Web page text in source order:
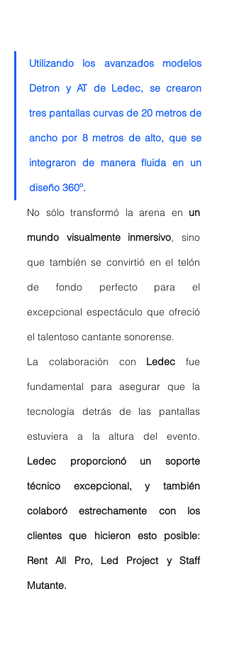
Utilizando los avanzados modelos
Detron y AT de Ledec, se crearon
tres pantallas curvas de 20 metros de
ancho por 8 metros de alto, que se
integraron de manera fluida en un
diseño 360º.
No sólo transformó la arena en un
mundo visualmente inmersivo, sino
que también se convirtió en el telón
de fondo perfecto para el
excepcional espectáculo que ofreció
el talentoso cantante sonorense.
La colaboración con Ledec fue
fundamental para asegurar que la
tecnología detrás de las pantallas
Ledec proporcionó un soporte
técnico excepcional, y también
colaboró estrechamente con los
clientes que hicieron esto posible:
Rent All Pro, Led Project y Staff
Mutante.